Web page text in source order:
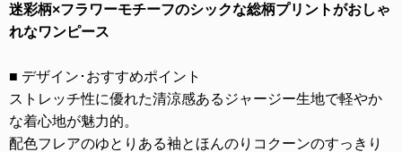
迷彩柄×フラワーモチーフのシックな総柄プリントがおしゃ
れなワンピース
■ デザイン･おすすめポイント
ストレッチ性に優れた清涼感あるジャージー生地で軽やか
な着心地が魅力的。
配色フレアのゆとりある袖とほんのりコクーンのすっきり